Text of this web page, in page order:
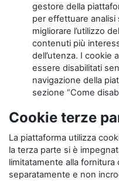
gestore della
per effettuare
migliorare l’utilizzo
contenuti più
dell’utenza. I cookie
essere disabilitati
navigazione della
sezione “Come
Cookie terze
La piattaforma utilizza
la terza parte si è
limitatamente alla
separatamente e non